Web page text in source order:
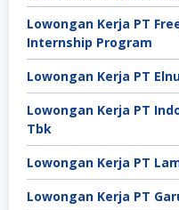
Lowongan Kerja PT
Internship Program
Lowongan Kerja PT
Lowongan Kerja PT
Tbk
Lowongan Kerja PT
Lowongan Kerja PT